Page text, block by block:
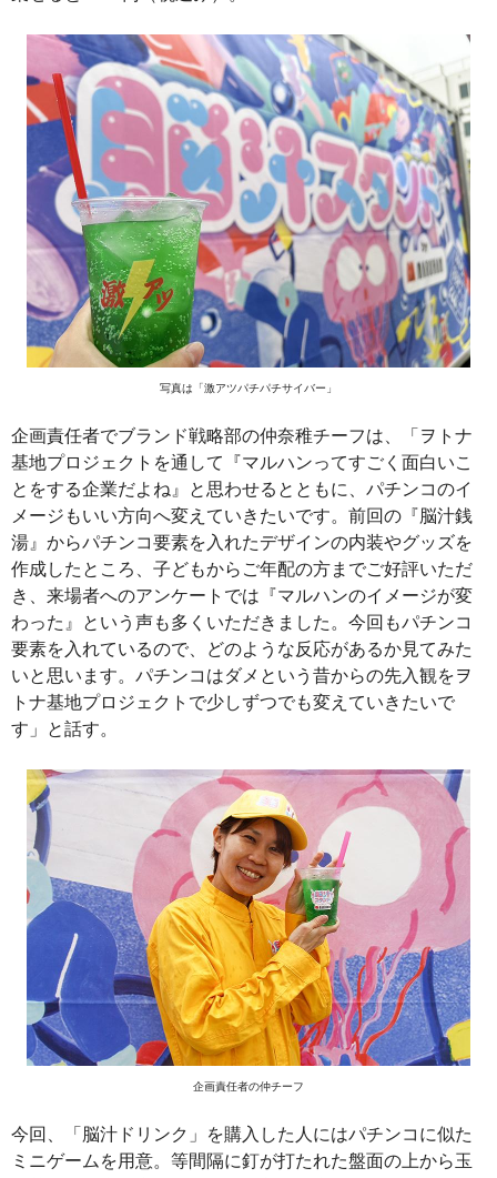
写真は「激アツパチパチサイバー」
企画責任者でブランド戦略部の仲奈稚チーフは、「ヲトナ
基地プロジェクトを通して『マルハンってすごく面白いこ
とをする企業だよね』と思わせるとともに、パチンコのイ
メージもいい方向へ変えていきたいです。前回の『脳汁銭
湯』からパチンコ要素を入れたデザインの内装やグッズを
作成したところ、子どもからご年配の方までご好評いただ
き、来場者へのアンケートでは『マルハンのイメージが変
わった』という声も多くいただきました。今回もパチンコ
要素を入れているので、どのような反応があるか見てみた
いと思います。パチンコはダメという昔からの先入観をヲ
トナ基地プロジェクトで少しずつでも変えていきたいで
す」と話す。
企画責任者の仲チーフ
今回、「脳汁ドリンク」を購入した人にはパチンコに似た
ミニゲームを用意。等間隔に釘が打たれた盤面の上から玉